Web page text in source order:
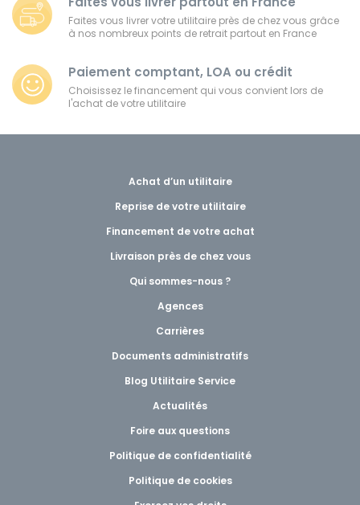
Faites vous livrer votre utilitaire près de chez vous grâce
à nos nombreux points de retrait partout en France
Paiement comptant, LOA ou crédit
Choisissez le financement qui vous convient lors de
l'achat de votre utilitaire
Achat d’un utilitaire
Reprise de votre utilitaire
Financement de votre achat
Livraison près de chez vous
Qui sommes-nous ?
Agences
Carrières
Documents administratifs
Blog Utilitaire Service
Actualités
Foire aux questions
Politique de confidentialité
Politique de cookies